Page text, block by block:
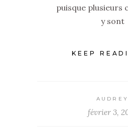
puisque plusieurs
y sont
KEEP
AUDREY
février 3,